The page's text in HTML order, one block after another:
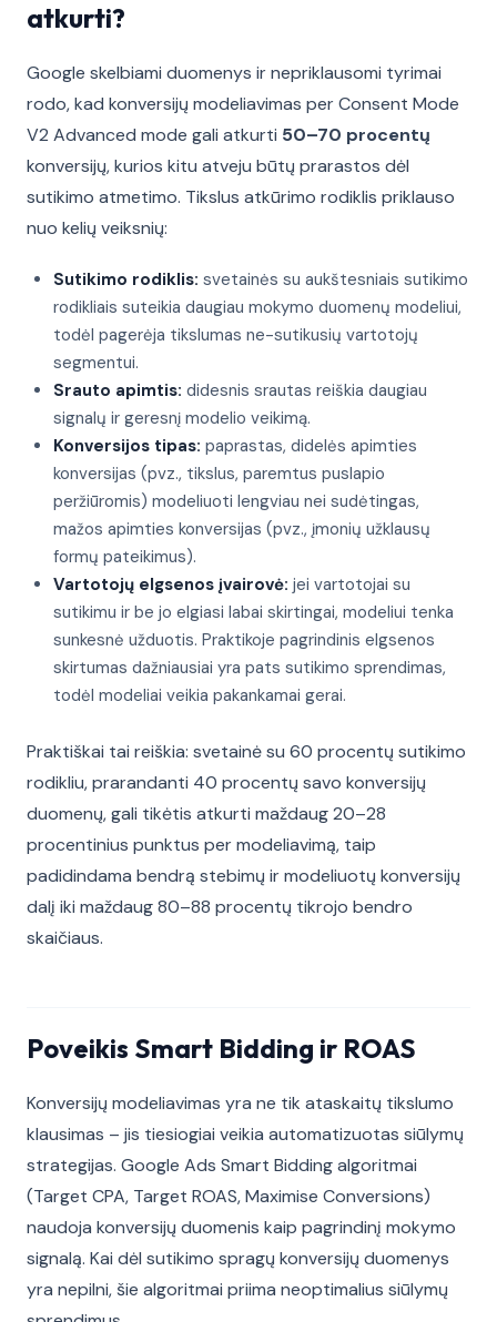
atkurti?
Google skelbiami duomenys ir nepriklausomi tyrimai
rodo, kad konversijų modeliavimas per Consent Mode
V2 Advanced mode gali atkurti 50–70 procentų
konversijų, kurios kitu atveju būtų prarastos dėl
sutikimo atmetimo. Tikslus atkūrimo rodiklis priklauso
nuo kelių veiksnių:
Sutikimo rodiklis: svetainės su aukštesniais sutikimo
rodikliais suteikia daugiau mokymo duomenų modeliui,
todėl pagerėja tikslumas ne-sutikusių vartotojų
segmentui.
Srauto apimtis: didesnis srautas reiškia daugiau
signalų ir geresnį modelio veikimą.
Konversijos tipas: paprastas, didelės apimties
konversijas (pvz., tikslus, paremtus puslapio
peržiūromis) modeliuoti lengviau nei sudėtingas,
mažos apimties konversijas (pvz., įmonių užklausų
formų pateikimus).
Vartotojų elgsenos įvairovė: jei vartotojai su
sutikimu ir be jo elgiasi labai skirtingai, modeliui tenka
sunkesnė užduotis. Praktikoje pagrindinis elgsenos
skirtumas dažniausiai yra pats sutikimo sprendimas,
todėl modeliai veikia pakankamai gerai.
Praktiškai tai reiškia: svetainė su 60 procentų sutikimo
rodikliu, prarandanti 40 procentų savo konversijų
duomenų, gali tikėtis atkurti maždaug 20–28
procentinius punktus per modeliavimą, taip
padidindama bendrą stebimų ir modeliuotų konversijų
dalį iki maždaug 80–88 procentų tikrojo bendro
skaičiaus.
Poveikis Smart Bidding ir ROAS
Konversijų modeliavimas yra ne tik ataskaitų tikslumo
klausimas – jis tiesiogiai veikia automatizuotas siūlymų
strategijas. Google Ads Smart Bidding algoritmai
(Target CPA, Target ROAS, Maximise Conversions)
naudoja konversijų duomenis kaip pagrindinį mokymo
signalą. Kai dėl sutikimo spragų konversijų duomenys
yra nepilni, šie algoritmai priima neoptimalius siūlymų